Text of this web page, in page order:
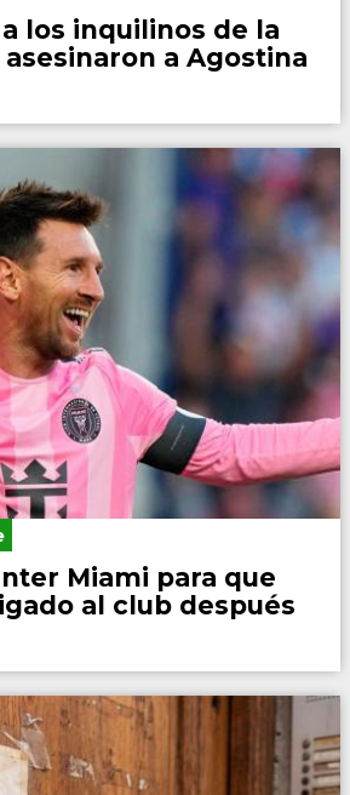
los inquilinos de la
a Agostina
Miami para que
al club después